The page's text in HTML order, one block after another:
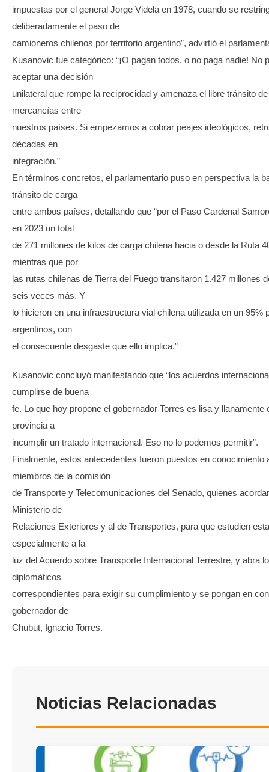
impuestas por el general Jorge Videla en 1978, cuando se
deliberadamente el paso de
camioneros chilenos por territorio argentino”, advirtió el
Kusanovic fue categórico: “¡O pagan todos, o no paga nadie! No
aceptar una decisión
unilateral que rompe la reciprocidad y amenaza el libre tránsito
mercancías entre
nuestros países. Si empezamos a cobrar peajes ideológicos,
décadas en
integración.”
En términos concretos, el parlamentario puso en perspectiva la
tránsito de carga
entre ambos países, detallando que “por el Paso Cardenal
en 2023 un total
de 271 millones de kilos de carga chilena hacia o desde la Ruta
mientras que por
las rutas chilenas de Tierra del Fuego transitaron 1.427 millones
seis veces más. Y
lo hicieron en una infraestructura vial chilena utilizada en un 95%
argentinos, con
el consecuente desgaste que ello implica.”
Kusanovic concluyó manifestando que “los acuerdos
cumplirse de buena
fe. Lo que hoy propone el gobernador Torres es lisa y llanamente
provincia a
incumplir un tratado internacional. Eso no lo podemos permitir”.
Finalmente, estos antecedentes fueron puestos en conocimiento
miembros de la comisión
de Transporte y Telecomunicaciones del Senado, quienes
Ministerio de
Relaciones Exteriores y al de Transportes, para que estudien
especialmente a la
luz del Acuerdo sobre Transporte Internacional Terrestre, y abra
diplomáticos
correspondientes para exigir su cumplimiento y se pongan en
gobernador de
Chubut, Ignacio Torres.
Noticias Relacionadas